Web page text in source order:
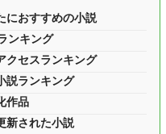
におすすめの小説
ンキング
クセスランキング
説ランキング
作品
新された小説